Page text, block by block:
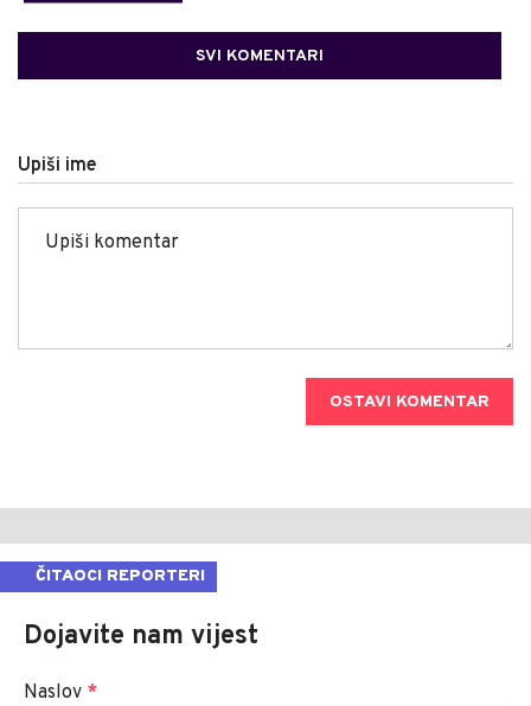
SVI KOMENTARI
Upiši ime
OSTAVI KOMENTAR
ČITAOCI REPORTERI
Dojavite nam vijest
Naslov *